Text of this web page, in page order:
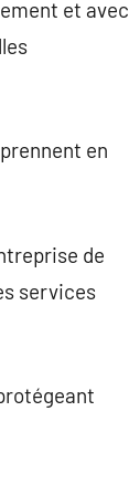
et avec
en
de
services